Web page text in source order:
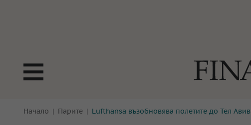
БОРСИ
ТЕХНОЛОГИИ
Начало Парите Lufthansa възобновява полетите до Тел